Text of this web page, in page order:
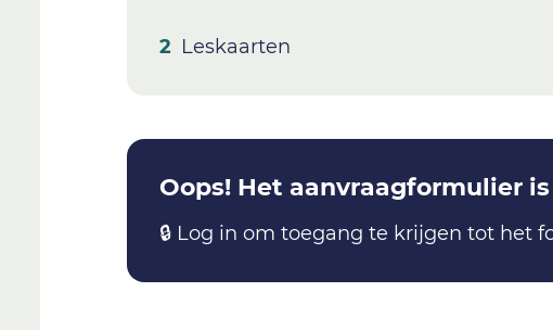
Leskaarten
Oops! Het aanvraagformulier
🔒 Log in om toegang te krijgen tot het